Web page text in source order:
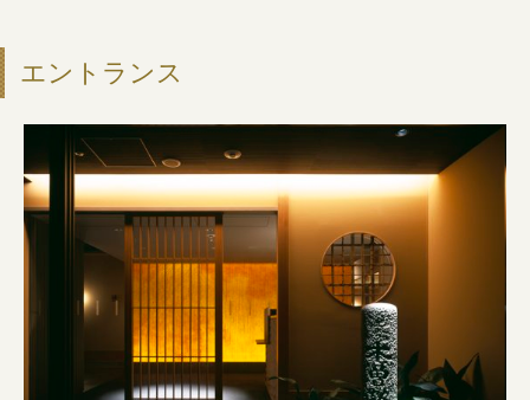
エントランス